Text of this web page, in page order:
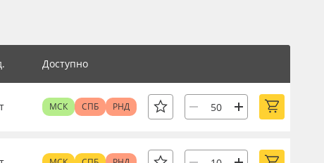
Доступно
МСК СПБ РНД